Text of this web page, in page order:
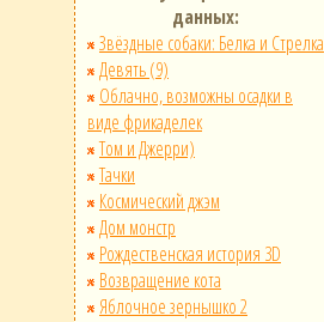
данных:
Звёздные собаки: Белка и Стрелка
Девять (9)
Облачно, возможны осадки в
виде фрикаделек
Том и Джерри)
Тачки
Космический джэм
Дом монстр
Рождественская история 3D
Возвращение кота
Яблочное зернышко 2